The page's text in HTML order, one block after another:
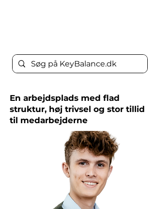
En arbejdsplads med flad
struktur, høj trivsel og stor tillid
til medarbejderne